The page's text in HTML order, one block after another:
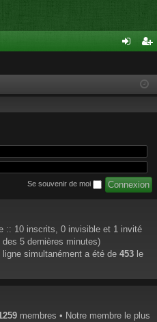
cri
Se souvenir de moi
:: 10 inscrits, 0 invisible et 1 invité
5 dernières minutes)
ligne simultanément a été de 453 le
membres • Notre membre le plus